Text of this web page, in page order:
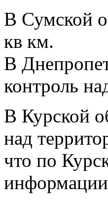
В Сумской
кв км.
В
контроль
В Курской
над
что по